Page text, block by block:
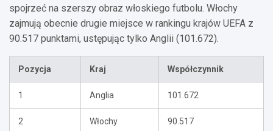
spojrzeć na szerszy obraz włoskiego futbolu. Włochy
zajmują obecnie drugie miejsce w rankingu krajów UEFA z
90.517 punktami, ustępując tylko Anglii (101.672).
Pozycja Kraj Współczynnik
1 Anglia 101.672
2 Włochy 90.517